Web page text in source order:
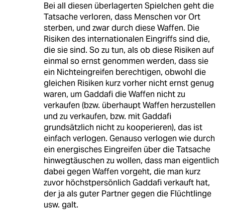
Bei all diesen überlagerten Spielchen geht die
Tatsache verloren, dass Menschen vor Ort
sterben, und zwar durch diese Waffen. Die
Risiken des internationalen Eingriffs sind die,
die sie sind. So zu tun, als ob diese Risiken auf
einmal so ernst genommen werden, dass sie
ein Nichteingreifen berechtigen, obwohl die
gleichen Risiken kurz vorher nicht ernst genug
waren, um Gaddafi die Waffen nicht zu
verkaufen (bzw. überhaupt Waffen herzustellen
und zu verkaufen, bzw. mit Gaddafi
grundsätzlich nicht zu kooperieren), das ist
einfach verlogen. Genauso verlogen wie durch
ein energisches Eingreifen über die Tatsache
hinwegtäuschen zu wollen, dass man eigentlich
dabei gegen Waffen vorgeht, die man kurz
zuvor höchstpersönlich Gaddafi verkauft hat,
der ja als guter Partner gegen die Flüchtlinge
usw. galt.